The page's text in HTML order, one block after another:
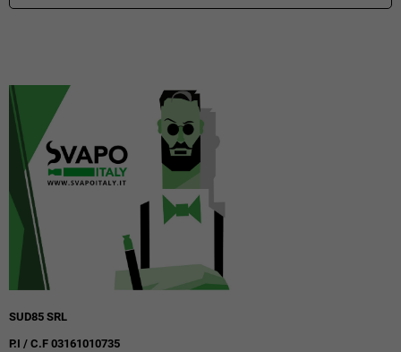
SUD85 SRL
P.I / C.F 03161010735